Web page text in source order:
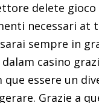
delete gioco
necessari at
sempre in
casino
essere un
Grazie a